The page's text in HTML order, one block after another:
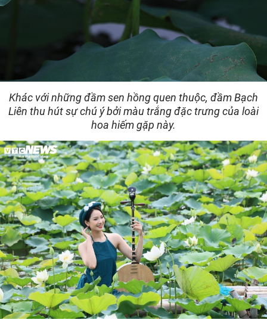
Khác với những đầm sen hồng quen thuộc, đầm Bạch
Liên thu hút sự chú ý bởi màu trắng đặc trưng của loài
hoa hiếm gặp này.